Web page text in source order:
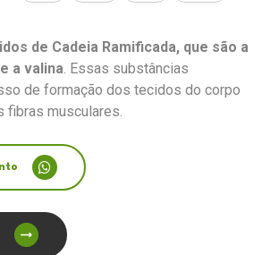
de Cadeia Ramificada, que são a
a valina. Essas substâncias
de formação dos tecidos do corpo
fibras musculares.